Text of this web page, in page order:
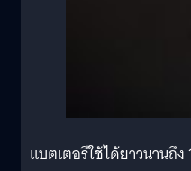
แบตเตอรีใช้ได้ยาวนานถึ